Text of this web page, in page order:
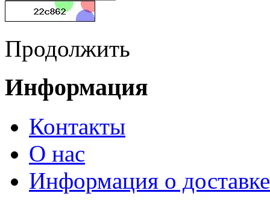
Продолжить
Информация
Контакты
О нас
Информация о доставке